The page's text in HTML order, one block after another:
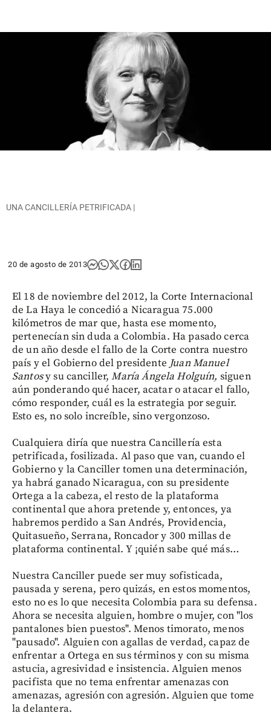
UNA CANCILLERÍA PETRIFICADA |
20 de agosto de 2013
El 18 de noviembre del 2012, la Corte Internacional
de La Haya le concedió a Nicaragua 75.000
kilómetros de mar que, hasta ese momento,
pertenecían sin duda a Colombia. Ha pasado cerca
de un año desde el fallo de la Corte contra nuestro
país y el Gobierno del presidente Juan Manuel
Santosy su canciller,María Ángela Holguín, siguen
aún ponderando qué hacer, acatar o atacar el fallo,
cómo responder, cuál es la estrategia por seguir.
Esto es, no solo increíble, sino vergonzoso.
Cualquiera diría que nuestra Cancillería esta
petrificada, fosilizada. Al paso que van, cuando el
Gobierno y la Canciller tomen una determinación,
ya habrá ganado Nicaragua, con su presidente
Ortega a la cabeza, el resto de la plataforma
continental que ahora pretende y, entonces, ya
habremos perdido a San Andrés, Providencia,
Quitasueño, Serrana, Roncador y 300 millas de
plataforma continental. Y ¡quién sabe qué más…
Nuestra Canciller puede ser muy sofisticada,
pausada y serena, pero quizás, en estos momentos,
esto no es lo que necesita Colombia para su defensa.
Ahora se necesita alguien, hombre o mujer, con "los
pantalones bien puestos". Menos timorato, menos
"pausado". Alguien con agallas de verdad, capaz de
enfrentar a Ortega en sus términos y con su misma
astucia, agresividad e insistencia. Alguien menos
pacifista que no tema enfrentar amenazas con
amenazas, agresión con agresión. Alguien que tome
la delantera.